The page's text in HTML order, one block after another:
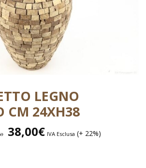
LEGNO
CM 24XH38
38,00€ IVA Esclusa (+ 22%)